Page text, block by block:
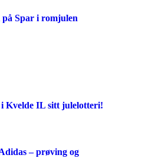
Spar i romjulen
Kvelde IL sitt julelotteri!
– prøving og